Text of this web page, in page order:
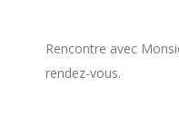
Rencontre avec
rendez-vous.